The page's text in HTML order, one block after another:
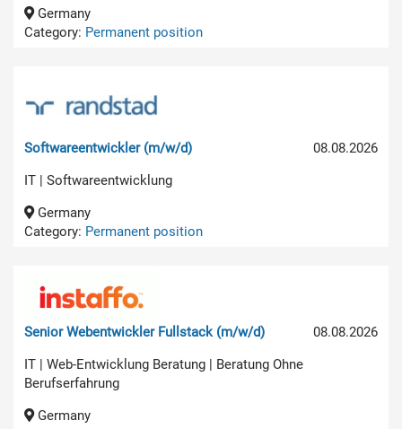
Germany
Category: Permanent position
08.08.2026
Softwareentwickler (m/w/d)
IT | Softwareentwicklung
Germany
Category: Permanent position
08.08.2026
Senior Webentwickler Fullstack (m/w/d)
IT | Web-Entwicklung Beratung | Beratung Ohne
Berufserfahrung
Germany